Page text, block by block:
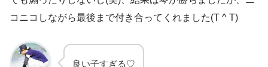
コニコしながら最後まで付き合ってくれました(T ^ T)
良い子すぎる♡